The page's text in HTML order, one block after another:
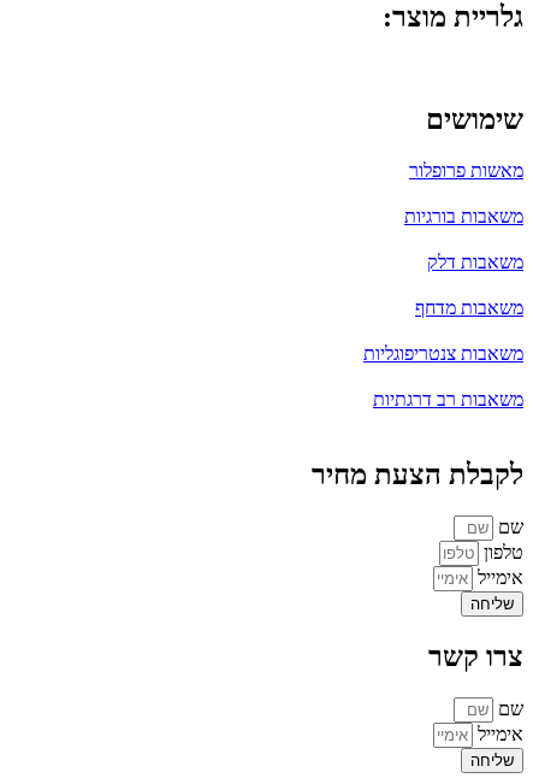
גלריית מוצר:
שימושים
מאשות פרופלור
משאבות בורגיות
משאבות דלק
משאבות מדחף
משאבות צנטריפוגליות
משאבות רב דרגתיות
לקבלת הצעת מחיר
שם
טלפון
אימייל
שליחה
צרו קשר
שם
אימייל
שליחה